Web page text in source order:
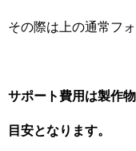
その際は上の通常フ
サポート費用は製作
目安となります。